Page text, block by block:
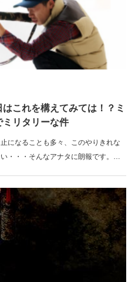
これを構えてみては！？ミ
ミリタリーな件
になることも多々、このやりきれな
・・・そんなアナタに朗報です。メ